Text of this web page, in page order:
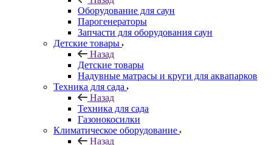
Оборудование для саун
Парогенераторы
Запчасти для оборудования саун
Детские товары
Назад
Детские товары
Надувные матрасы и круги для аквапарков
Техника для сада
Назад
Техника для сада
Газонокосилки
Климатическое оборудование
Назад